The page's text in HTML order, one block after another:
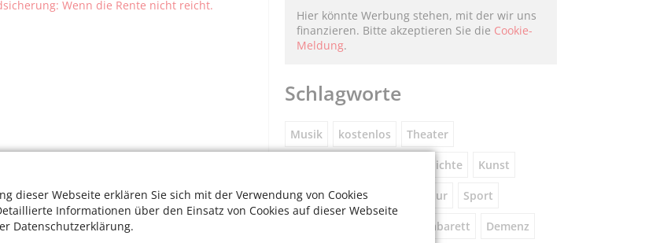
dieser Webseite erklären Sie sich mit der Verwendung von Cookies
Informationen über den Einsatz von Cookies auf dieser Webseite
Datenschutzerklärung.
Wenn die Rente nicht reicht.
Hier könnte Werbung stehen, mit der wir uns
finanzieren. Bitte akzeptieren Sie die Cookie-
Meldung.
Schlagworte
Musik kostenlos Theater
Geschichte Kunst
Museum Natur Literatur Sport
Kabarett Demenz